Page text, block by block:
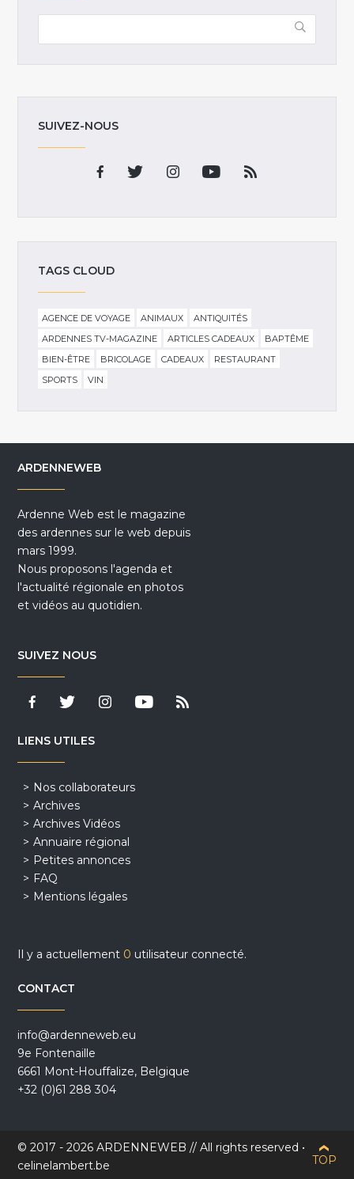
SUIVEZ-NOUS
TAGS CLOUD
AGENCE DE VOYAGE ANIMAUX
ANTIQUITÉS
ARDENNES TV-MAGAZINE
ARTICLES CADEAUX
BAPTÊME
BIEN-ÊTRE
BRICOLAGE CADEAUX
RESTAURANT
SPORTS
VIN
ARDENNEWEB
Ardenne Web est le magazine
des ardennes sur le web depuis
mars 1999.
Nous proposons l'agenda et
l'actualité régionale en photos
et vidéos au quotidien.
SUIVEZ NOUS
LIENS UTILES
Nos collaborateurs
Archives
Archives Vidéos
Annuaire régional
Petites annonces
FAQ
Mentions légales
Il y a actuellement 0 utilisateur connecté.
CONTACT
info@ardenneweb.eu
9e Fontenaille
6661 Mont-Houffalize, Belgique
+32 (0)61 288 304
© 2017 - 2026 ARDENNEWEB // All rights reserved •
celinelambert.be
TOP